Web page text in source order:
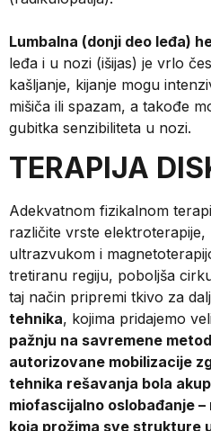
Lumbalna (donji deo leđa)
leđa i u nozi (išijas) je vrlo
kašljanje, kijanje mogu
mišiča ili spazam, a takođe
gubitka senzibiliteta u nozi.
TERAPIJA
Adekvatnom fizikalnom
različite vrste
ultrazvukom i
tretiranu regiju, poboljša
taj način pripremi tkivo za
tehnika, kojima pridajemo
pažnju na savremene
autorizovane mobilizacije
tehnika rešavanja bola
miofascijalno oslobađanje
koja prožima sve strukture